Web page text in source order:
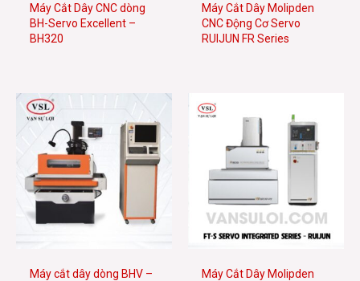
Máy Cắt Dây CNC dòng
BH-Servo Excellent –
BH320
Máy Cắt Dây Molipden
CNC Động Cơ Servo
RUIJUN FR Series
Máy cắt dây dòng BHV –
Máy Cắt Dây Molipden